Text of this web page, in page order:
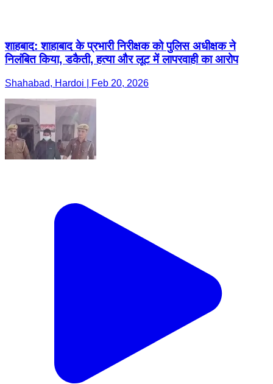
शाहबाद: शाहाबाद के प्रभारी निरीक्षक को पुलिस अधीक्षक ने
निलंबित किया, डकैती, हत्या और लूट में लापरवाही का आरोप
Shahabad, Hardoi | Feb 20, 2026